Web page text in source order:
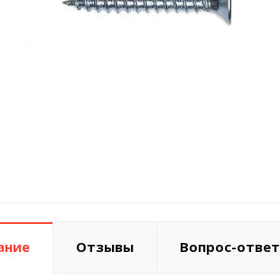
Отзывы Вопрос-ответ